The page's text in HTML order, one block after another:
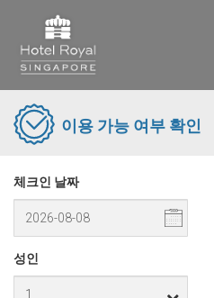
이용 가능 여부 확인
체크인 날짜
성인